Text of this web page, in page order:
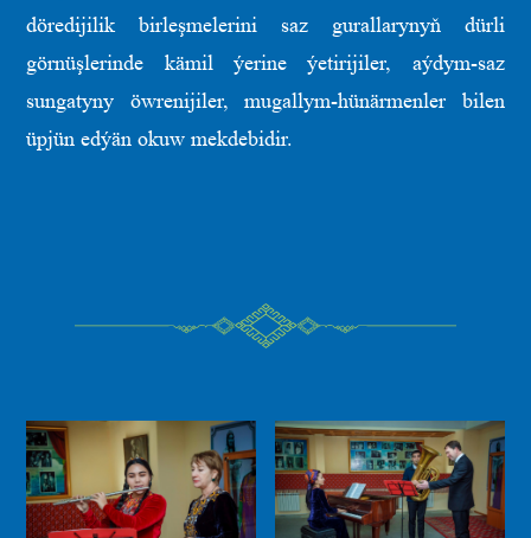
döredijilik birleşmelerini saz gurallarynyň dürli
görnüşlerinde kämil ýerine ýetirijiler, aýdym-saz
sungatyny öwrenijiler, mugallym-hünärmenler bilen
üpjün edýän okuw mekdebidir.